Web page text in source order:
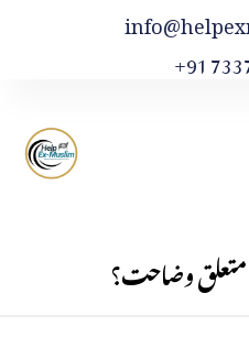
+91
وضاحت؟